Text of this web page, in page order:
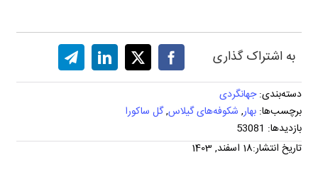
به اشتراک گذاری
دسته‌بندی:جهانگردی
برچسب‌ها: بهار, شکوفه‌های گیلاس,گل ساکورا
بازدیدها: 53081
تاریخ انتشار:18 اسفند, 1403